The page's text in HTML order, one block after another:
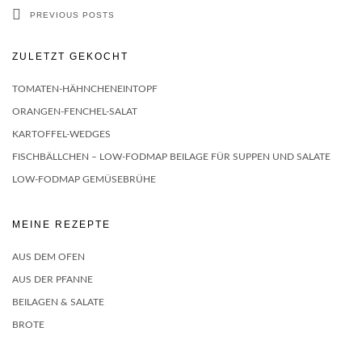
PREVIOUS POSTS
ZULETZT GEKOCHT
TOMATEN-HÄHNCHENEINTOPF
ORANGEN-FENCHEL-SALAT
KARTOFFEL-WEDGES
FISCHBÄLLCHEN – LOW-FODMAP BEILAGE FÜR SUPPEN UND SALATE
LOW-FODMAP GEMÜSEBRÜHE
MEINE REZEPTE
AUS DEM OFEN
AUS DER PFANNE
BEILAGEN & SALATE
BROTE